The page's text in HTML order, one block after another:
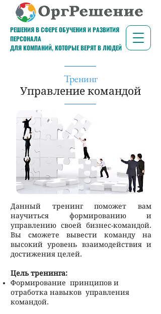
РЕШЕНИЯ В СФЕРЕ ОБУЧЕНИЯ И РАЗВИТИЯ
ПЕРСОНАЛА
ДЛЯ КОМПАНИЙ, КОТОРЫЕ ВЕРЯТ В ЛЮДЕЙ
Тренинг
Управление командой
Данный тренинг поможет вам
научиться формированию и
управлению своей бизнес-командой.
Вы сможете вывести команду на
высокий уровень взаимодействия и
достижения целей.
Цель тренинга:
Формирование принципов и
отработка навыков управления
командой.